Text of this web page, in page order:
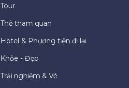
Tour
Thẻ tham quan
Hotel & Phương tiện đi lại
Khỏe - Đẹp
Trải nghiệm & Vé